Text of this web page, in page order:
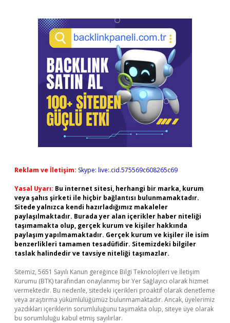
Reklam ve İletişim: Skype: live:.cid.575569c608265c69
Yasal Uyarı: Bu internet sitesi, herhangi bir marka, kurum
veya şahıs şirketi ile hiçbir bağlantısı bulunmamaktadır.
Sitede yalnızca kendi hazırladığımız makaleler
paylaşılmaktadır. Burada yer alan içerikler haber niteliği
taşımamakta olup, gerçek kurum ve kişiler hakkında
paylaşım yapılmamaktadır. Gerçek kurum ve kişiler ile isim
benzerlikleri tamamen tesadüfidir. Sitemizdeki bilgiler
taslak halindedir ve tavsiye niteliği taşımazlar.
Sitemiz, 5651 Sayılı Kanun gereğince Bilgi Teknolojileri ve İletişim
Kurumu (BTK) tarafından onaylanmış bir Yer Sağlayıcı olarak hizmet
vermektedir. Bu nedenle, sitedeki içerikleri proaktif olarak denetleme
veya araştırma yükümlülüğümüz bulunmamaktadır. Ancak, üyelerimiz
yazdıkları içeriklerin sorumluluğunu taşımakta olup, siteye üye olarak
bu sorumluluğu kabul etmiş sayılırlar.